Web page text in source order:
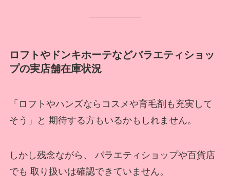
ロフトやドンキホーテなどバラエティショッ
プの実店舗在庫状況
「ロフトやハンズならコスメや育毛剤も充実して
そう」と 期待する方もいるかもしれません。
しかし残念ながら、 バラエティショップや百貨店
でも 取り扱いは確認できていません。